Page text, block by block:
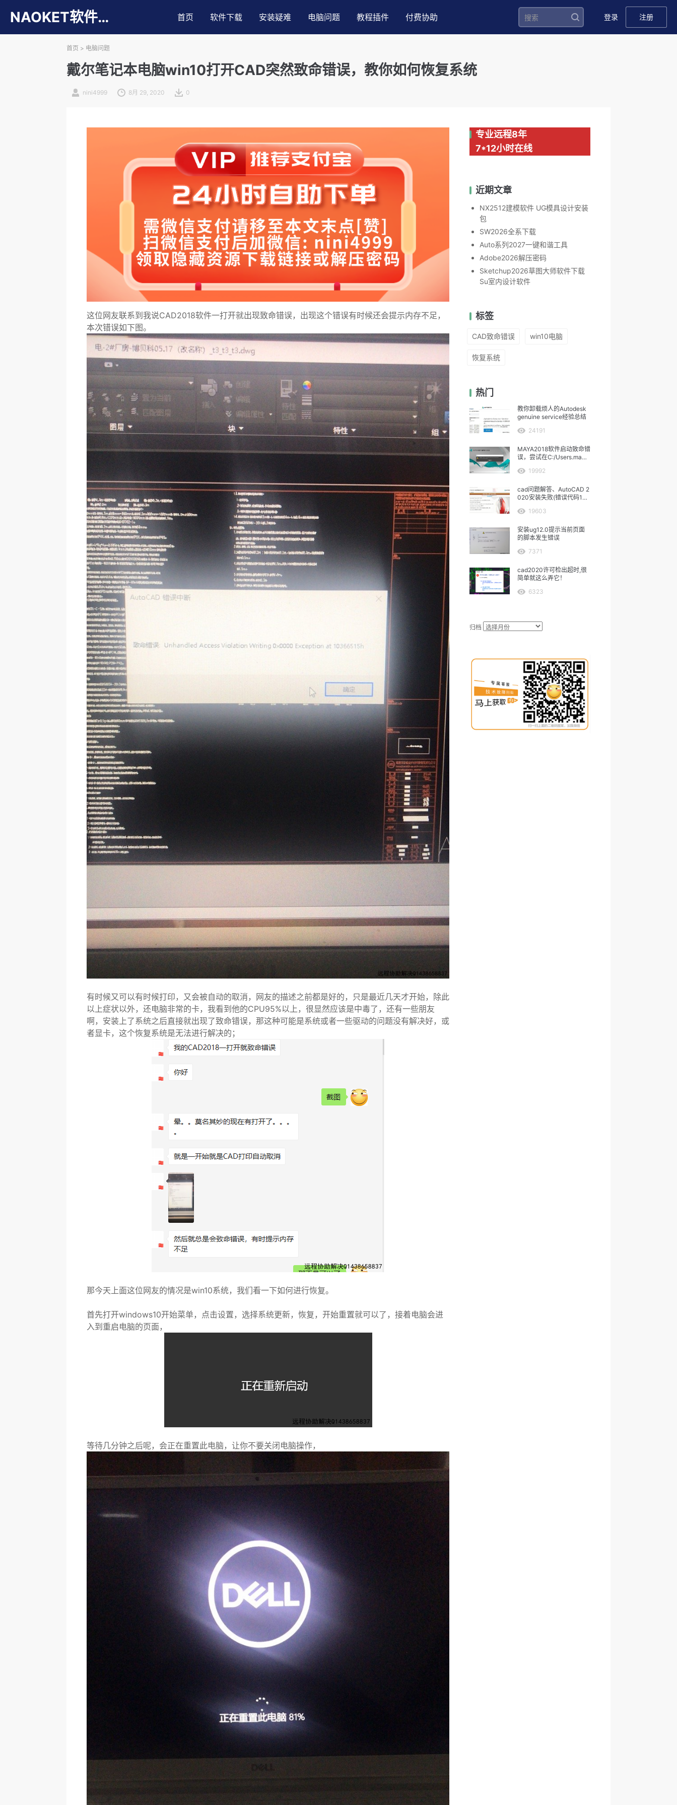
NAOKET软件库 首页 软件下载 安装疑难 电脑问题 教程插件 付费协助 登录 注册
首页 > 电脑问题
戴尔笔记本电脑win10打开CAD突然致命错误，教你如何恢复系统
nini4999 8月 29, 2020 0
这位网友联系到我说CAD2018软件一打开就出现致命错误，出现这个错误有时候还会提示内存不足，
本次错误如下图。
有时候又可以有时候打印，又会被自动的取消，网友的描述之前都是好的，只是最近几天才开始，除此
以上症状以外，还电脑非常的卡，我看到他的CPU95%以上，很显然应该是中毒了，还有一些朋友
啊，安装上了系统之后直接就出现了致命错误，那这种可能是系统或者一些驱动的问题没有解决好，或
者显卡，这个恢复系统是无法进行解决的；
那今天上面这位网友的情况是win10系统，我们看一下如何进行恢复。
首先打开windows10开始菜单，点击设置，选择系统更新，恢复，开始重置就可以了，接着电脑会进
入到重启电脑的页面，
等待几分钟之后呢，会正在重置此电脑，让你不要关闭电脑操作，
专业远程8年
7*12小时在线
近期文章
NX2512建模软件 UG模具设计安装
包
SW2026全系下载
Auto系列2027一键和谐工具
Adobe2026解压密码
Sketchup2026草图大师软件下载
Su室内设计软件
标签
CAD致命错误 win10电脑
恢复系统
热门
教你卸载烦人的Autodesk
genuine service经验总结
24191
MAYA2018软件启动致命错
误，尝试在C:/Users.ma中
19992
cad问题解答、AutoCAD 2
020安装失败(错误代码160
19603
安装ug12.0提示当前页面
的脚本发生错误
7371
cad2020许可检出超时,很
简单就这么弄它！
6323
归档